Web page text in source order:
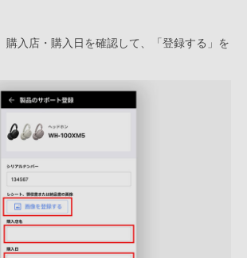
購入店・購入日を確認して、「登録する」を